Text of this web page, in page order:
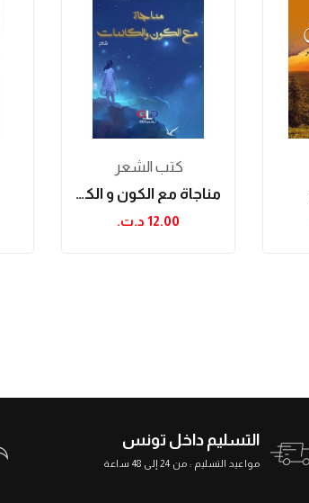
كتب الشعر
مناجاة مع الكون و الكائنات
12.00 د.ت.‏
التسليم داخل تونس
مواعيد التسليم : من 24 إلى 48 ساعة